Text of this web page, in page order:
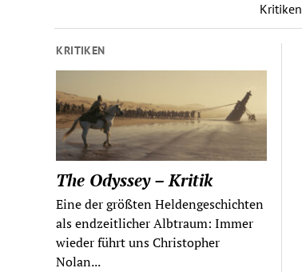
Kritiken
KRITIKEN
The Odyssey – Kritik
Eine der größten Heldengeschichten
als endzeitlicher Albtraum: Immer
wieder führt uns Christopher
Nolan...